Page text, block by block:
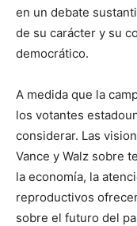
en un debate
de su carácter y su
democrático.
A medida que la
los votantes
considerar. Las
Vance y Walz sobre
la economía, la
reproductivos
sobre el futuro del